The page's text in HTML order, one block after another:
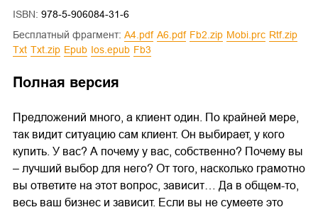
ISBN: 978-5-906084-31-6
Бесплатный фрагмент:
a4.pdf a6.pdf fb2.zip mobi.prc
rtf.zip
txt
txt.zip epub ios.epub fb3
Полная версия
Предложений много, а клиент один. По крайней мере,
так видит ситуацию сам клиент. Он выбирает, у кого
купить. У вас? А почему у вас, собственно? Почему вы
– лучший выбор для него? От того, насколько грамотно
вы ответите на этот вопрос, зависит… Да в общем-то,
весь ваш бизнес и зависит. Если вы не сумеете это